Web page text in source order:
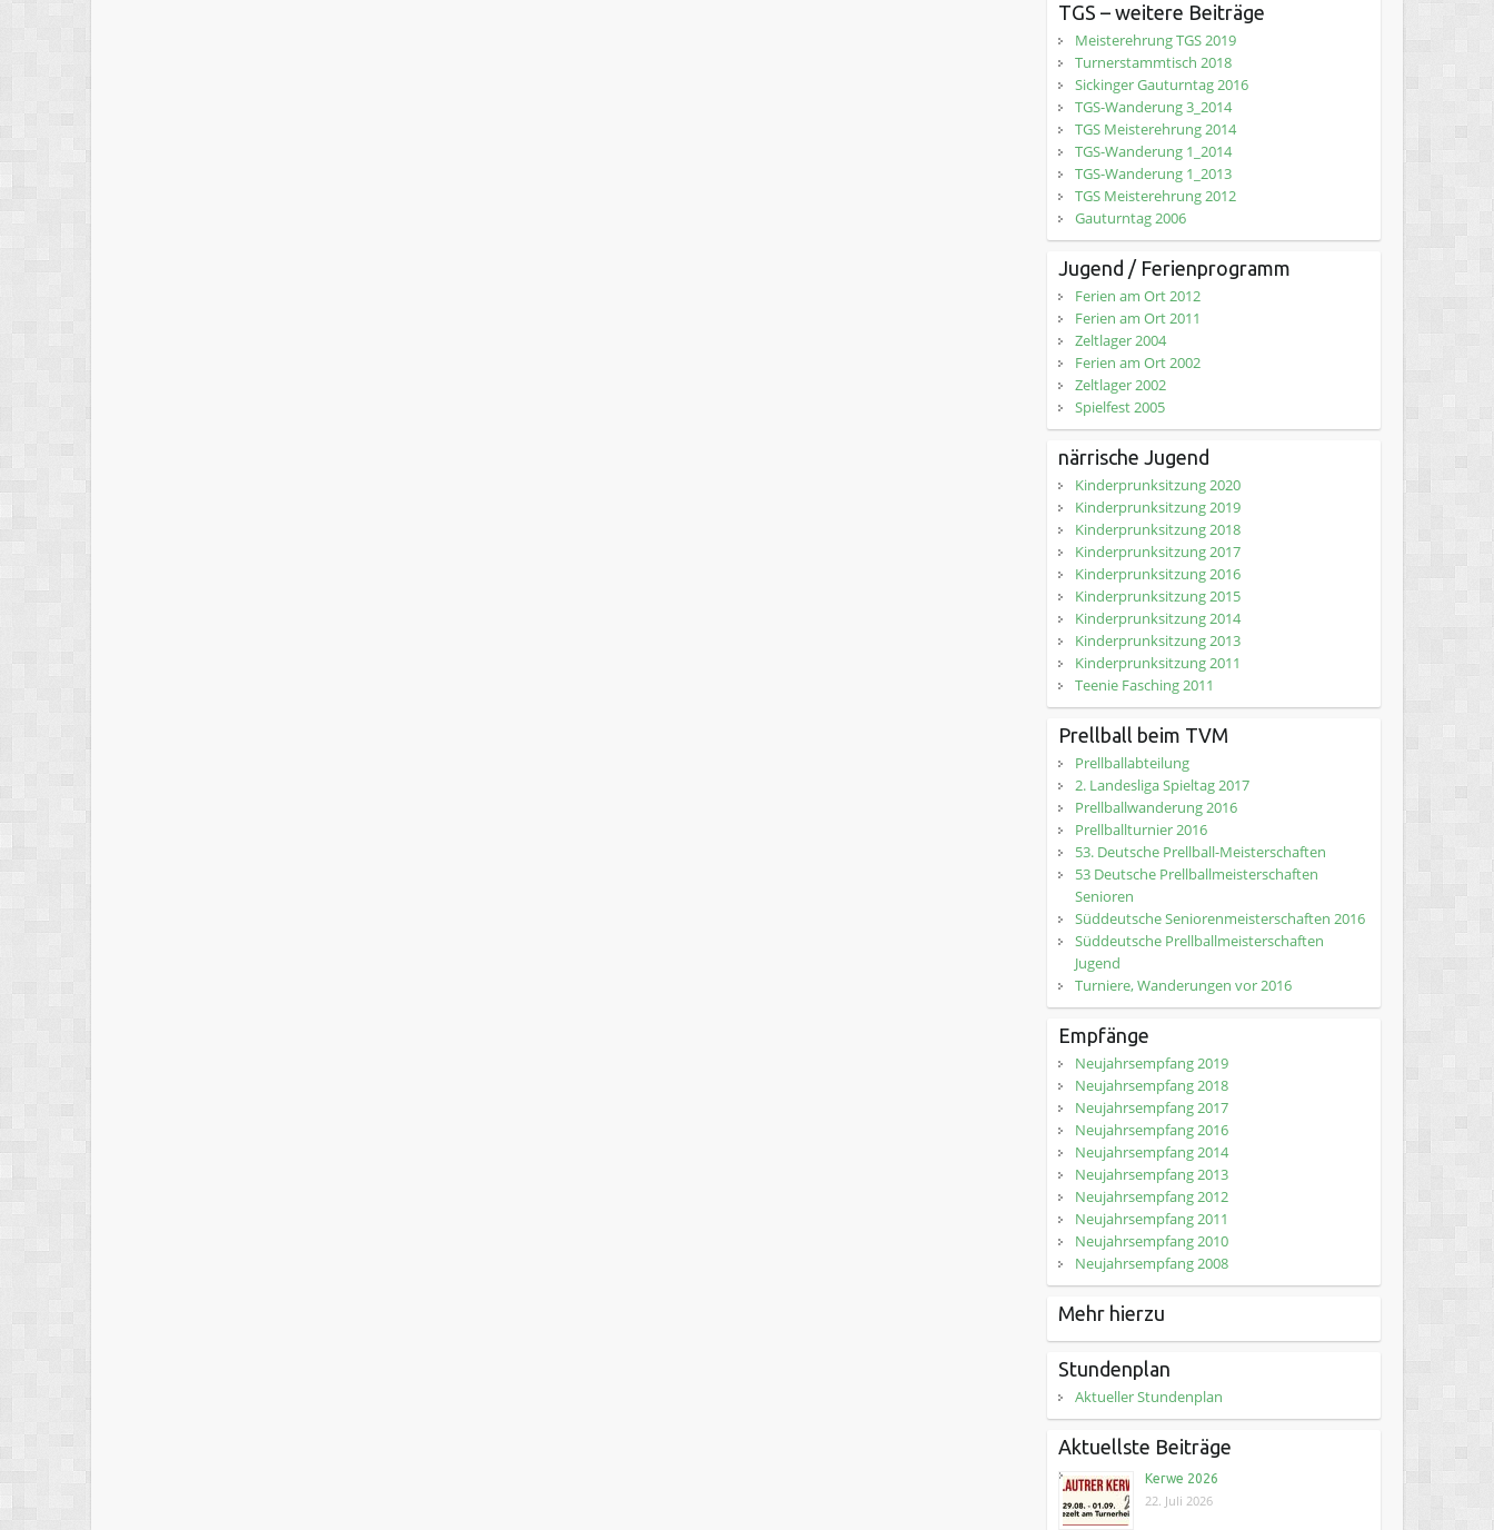
TGS – weitere Beiträge
Meisterehrung TGS 2019
Turnerstammtisch 2018
Sickinger Gauturntag 2016
TGS-Wanderung 3_2014
TGS Meisterehrung 2014
TGS-Wanderung 1_2014
TGS-Wanderung 1_2013
TGS Meisterehrung 2012
Gauturntag 2006
Jugend / Ferienprogramm
Ferien am Ort 2012
Ferien am Ort 2011
Zeltlager 2004
Ferien am Ort 2002
Zeltlager 2002
Spielfest 2005
närrische Jugend
Kinderprunksitzung 2020
Kinderprunksitzung 2019
Kinderprunksitzung 2018
Kinderprunksitzung 2017
Kinderprunksitzung 2016
Kinderprunksitzung 2015
Kinderprunksitzung 2014
Kinderprunksitzung 2013
Kinderprunksitzung 2011
Teenie Fasching 2011
Prellball beim TVM
Prellballabteilung
2. Landesliga Spieltag 2017
Prellballwanderung 2016
Prellballturnier 2016
53. Deutsche Prellball-Meisterschaften
53 Deutsche Prellballmeisterschaften
Senioren
Süddeutsche Seniorenmeisterschaften 2016
Süddeutsche Prellballmeisterschaften
Jugend
Turniere, Wanderungen vor 2016
Empfänge
Neujahrsempfang 2019
Neujahrsempfang 2018
Neujahrsempfang 2017
Neujahrsempfang 2016
Neujahrsempfang 2014
Neujahrsempfang 2013
Neujahrsempfang 2012
Neujahrsempfang 2011
Neujahrsempfang 2010
Neujahrsempfang 2008
Mehr hierzu
Stundenplan
Aktueller Stundenplan
Aktuellste Beiträge
Kerwe 2026
22. Juli 2026